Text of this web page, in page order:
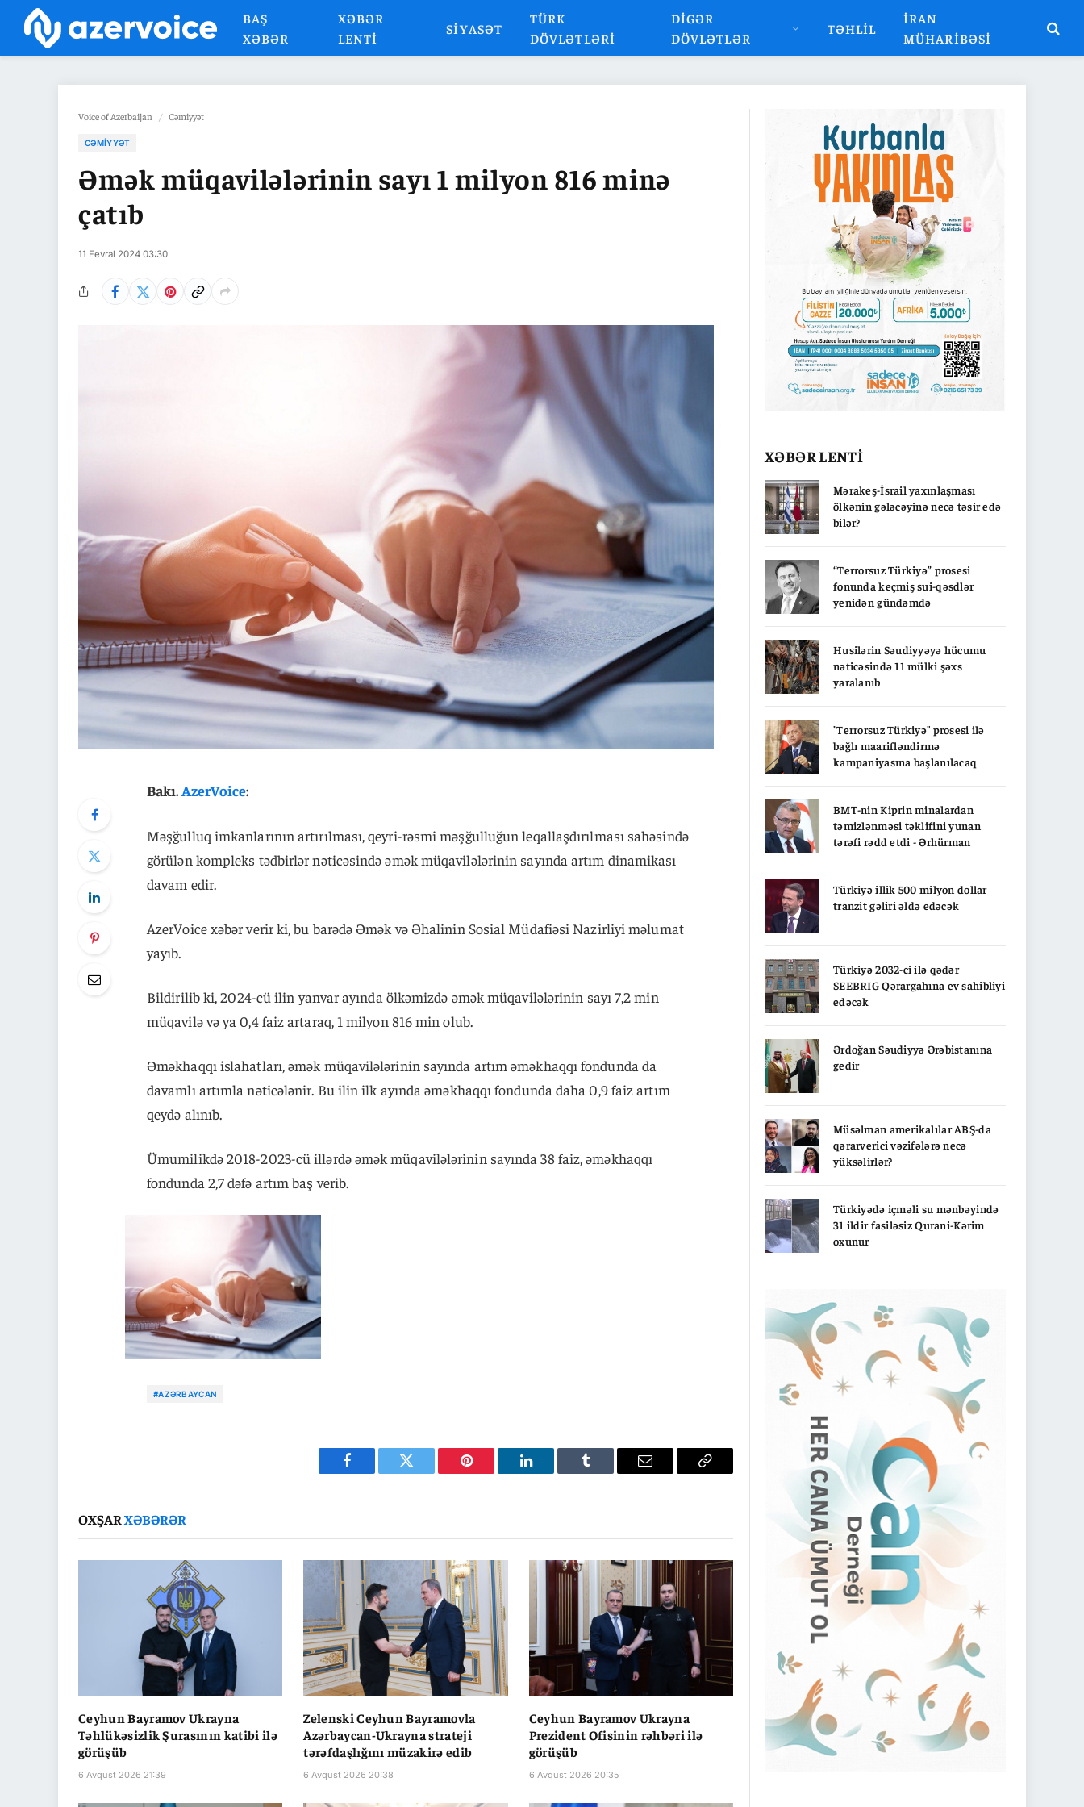
BAŞ
XƏBƏR
XƏBƏR
LENTI
SIYASƏT
TÜRK
DÖVLƏTLƏRI
DIGƏR
DÖVLƏTLƏR
TƏHLIL
İRAN
MÜHARIBƏSI
Voice of Azerbaijan / Cəmiyyət
CƏMIYYƏT
Əmək müqavilələrinin sayı 1 milyon 816 minə
çatıb
11 Fevral 2024 03:30
Bakı.AzerVoice:
Məşğulluq imkanlarının artırılması, qeyri-rəsmi məşğulluğun leqallaşdırılması sahəsində
görülən kompleks tədbirlər nəticəsində əmək müqavilələrinin sayında artım dinamikası
davam edir.
AzerVoice xəbər verir ki, bu barədə Əmək və Əhalinin Sosial Müdafiəsi Nazirliyi məlumat
yayıb.
Bildirilib ki, 2024-cü ilin yanvar ayında ölkəmizdə əmək müqavilələrinin sayı 7,2 min
müqavilə və ya 0,4 faiz artaraq, 1 milyon 816 min olub.
Əməkhaqqı islahatları, əmək müqavilələrinin sayında artım əməkhaqqı fondunda da
davamlı artımla nəticələnir. Bu ilin ilk ayında əməkhaqqı fondunda daha 0,9 faiz artım
qeydə alınıb.
Ümumilikdə 2018-2023-cü illərdə əmək müqavilələrinin sayında 38 faiz, əməkhaqqı
fondunda 2,7 dəfə artım baş verib.
#AZƏRBAYCAN
Facebook Twitter Pinterest LinkedIn Tumblr Email
Copy
OXŞARXƏBƏRƏR
Ceyhun Bayramov Ukrayna
Təhlükəsizlik Şurasının katibi ilə
görüşüb
6 Avqust 2026 21:39
Zelenski Ceyhun Bayramovla
Azərbaycan-Ukrayna strateji
tərəfdaşlığını müzakirə edib
6 Avqust 2026 20:38
Ceyhun Bayramov Ukrayna
Prezident Ofisinin rəhbəri ilə
görüşüb
6 Avqust 2026 20:35
XƏBƏR LENTİ
Mərakeş-İsrail yaxınlaşması
ölkənin gələcəyinə necə təsir edə
bilər?
“Terrorsuz Türkiyə” prosesi
fonunda keçmiş sui-qəsdlər
yenidən gündəmdə
Husilərin Səudiyyəyə hücumu
nəticəsində 11 mülki şəxs
yaralanıb
"Terrorsuz Türkiyə" prosesi ilə
bağlı maarifləndirmə
kampaniyasına başlanılacaq
BMT-nin Kiprin minalardan
təmizlənməsi təklifini yunan
tərəfi rədd etdi - Ərhürman
Türkiyə illik 500 milyon dollar
tranzit gəliri əldə edəcək
Türkiyə 2032-ci ilə qədər
SEEBRIG Qərargahına ev sahibliyi
edəcək
Ərdoğan Səudiyyə Ərəbistanına
gedir
Müsəlman amerikalılar ABŞ-da
qərarverici vəzifələrə necə
yüksəlirlər?
Türkiyədə içməli su mənbəyində
31 ildir fasiləsiz Qurani-Kərim
oxunur